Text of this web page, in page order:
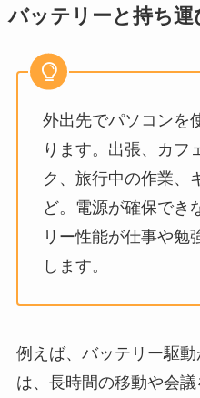
バッテリーと持ち
外出先でパソコンを
ります。出張、カフ
ク、旅行中の作業、
ど。電源が確保でき
リー性能が仕事や勉
します。
例えば、バッテリー駆
は、長時間の移動や会